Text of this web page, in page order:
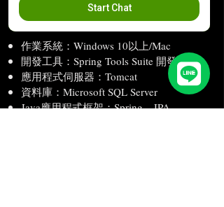
作業系統：Windows 10以上/Mac
開發工具：Spring Tools Suite 開發工具
應用程式伺服器：Tomcat
資料庫：Microsoft SQL Server
Java應用程式框架：Spring、JPA、
Start Chat